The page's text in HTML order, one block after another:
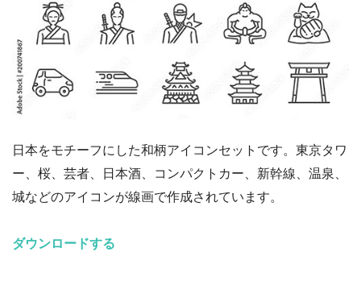
日本をモチーフにした和柄アイコンセットです。東京タワ
ー、桜、芸者、日本酒、コンパクトカー、新幹線、温泉、
城などのアイコンが線画で作成されています。
ダウンロードする